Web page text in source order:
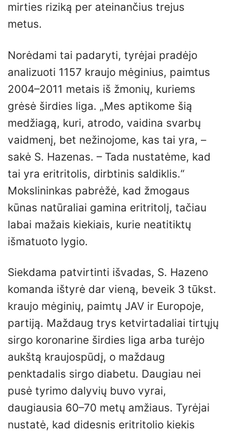
mirties riziką per ateinančius trejus
metus.
Norėdami tai padaryti, tyrėjai pradėjo
analizuoti 1157 kraujo mėginius, paimtus
2004–2011 metais iš žmonių, kuriems
grėsė širdies liga. „Mes aptikome šią
medžiagą, kuri, atrodo, vaidina svarbų
vaidmenį, bet nežinojome, kas tai yra, –
sakė S. Hazenas. – Tada nustatėme, kad
tai yra eritritolis, dirbtinis saldiklis.“
Mokslininkas pabrėžė, kad žmogaus
kūnas natūraliai gamina eritritolį, tačiau
labai mažais kiekiais, kurie neatitiktų
išmatuoto lygio.
Siekdama patvirtinti išvadas, S. Hazeno
komanda ištyrė dar vieną, beveik 3 tūkst.
kraujo mėginių, paimtų JAV ir Europoje,
partiją. Maždaug trys ketvirtadaliai tirtųjų
sirgo koronarine širdies liga arba turėjo
aukštą kraujospūdį, o maždaug
penktadalis sirgo diabetu. Daugiau nei
pusė tyrimo dalyvių buvo vyrai,
daugiausia 60–70 metų amžiaus. Tyrėjai
nustatė, kad didesnis eritritolio kiekis